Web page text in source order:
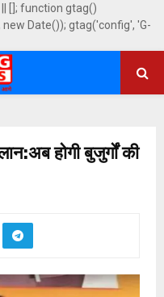
[]; function gtag()
Date()); gtag('config', 'G-
होगी बुजुर्गों की